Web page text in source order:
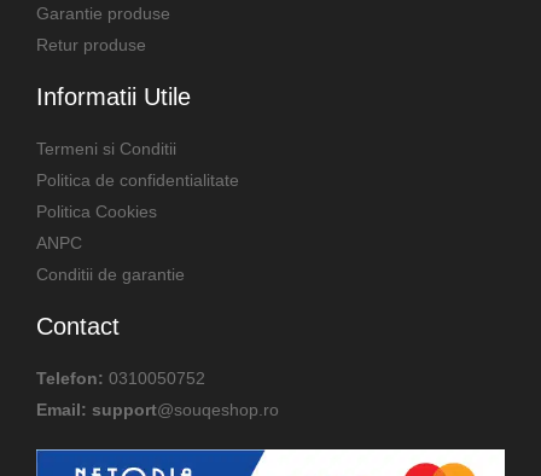
Garantie produse
Retur produse
Informatii Utile
Termeni si Conditii
Politica de confidentialitate
Politica Cookies
ANPC
Conditii de garantie
Contact
Telefon: 0310050752
Email: support@souqeshop.ro